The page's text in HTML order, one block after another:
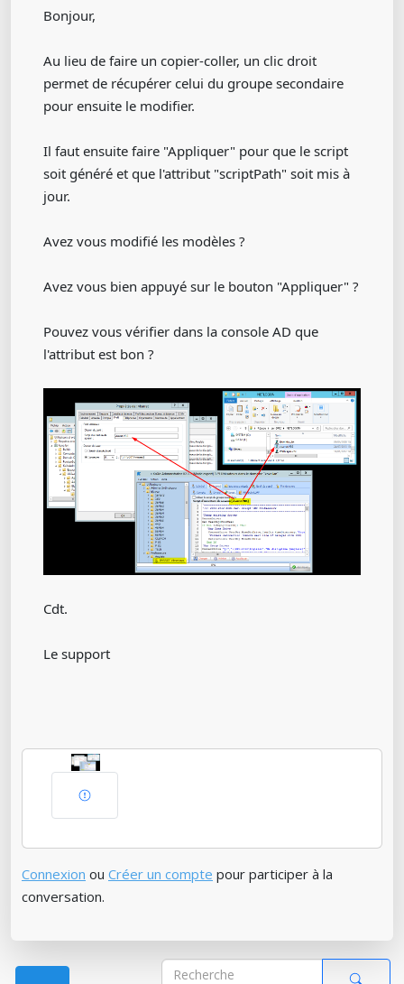
Bonjour,
Au lieu de faire un copier-coller, un clic droit
permet de récupérer celui du groupe secondaire
pour ensuite le modifier.
Il faut ensuite faire "Appliquer" pour que le script
soit généré et que l'attribut "scriptPath" soit mis à
jour.
Avez vous modifié les modèles ?
Avez vous bien appuyé sur le bouton "Appliquer" ?
Pouvez vous vérifier dans la console AD que
l'attribut est bon ?
Cdt.
Le support
Connexion ou Créer un compte pour participer à la
conversation.